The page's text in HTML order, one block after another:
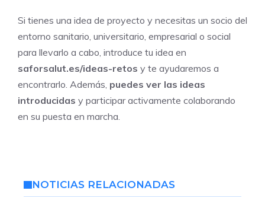
Si tienes una idea de proyecto y necesitas un socio del
entorno sanitario, universitario, empresarial o social
para llevarlo a cabo, introduce tu idea en
saforsalut.es/ideas-retos y te ayudaremos a
encontrarlo. Además, puedes ver las ideas
introducidas y participar activamente colaborando
en su puesta en marcha.
NOTICIAS RELACIONADAS